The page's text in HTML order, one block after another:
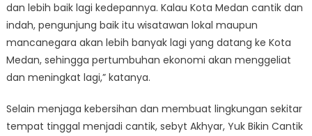
dan lebih baik lagi kedepannya. Kalau Kota Medan cantik dan
indah, pengunjung baik itu wisatawan lokal maupun
mancanegara akan lebih banyak lagi yang datang ke Kota
Medan, sehingga pertumbuhan ekonomi akan menggeliat
dan meningkat lagi,” katanya.
Selain menjaga kebersihan dan membuat lingkungan sekitar
tempat tinggal menjadi cantik, sebyt Akhyar, Yuk Bikin Cantik